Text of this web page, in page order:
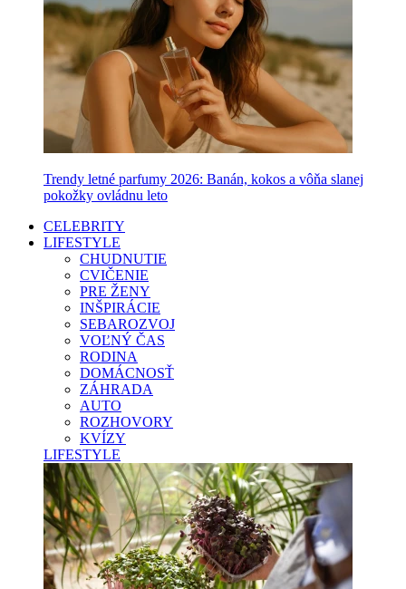
Trendy letné parfumy 2026: Banán, kokos a vôňa slanej
pokožky ovládnu leto
CELEBRITY
LIFESTYLE
CHUDNUTIE
CVIČENIE
PRE ŽENY
INŠPIRÁCIE
SEBAROZVOJ
VOĽNÝ ČAS
RODINA
DOMÁCNOSŤ
ZÁHRADA
AUTO
ROZHOVORY
KVÍZY
LIFESTYLE